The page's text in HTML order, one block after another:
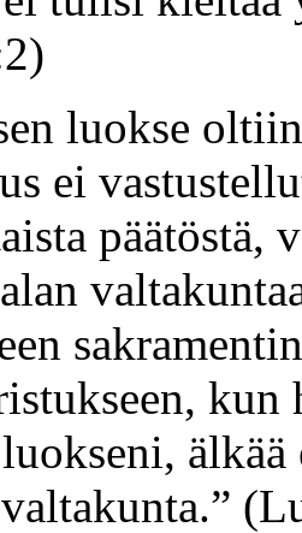
luokse
ei
päätöstä,
kun
älkää